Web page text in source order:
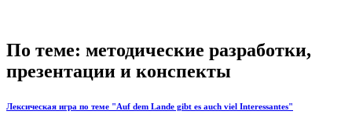
По теме: методические разработки,
презентации и конспекты
Лексическая игра по теме "Auf dem Lande gibt es auch viel Interessantes"